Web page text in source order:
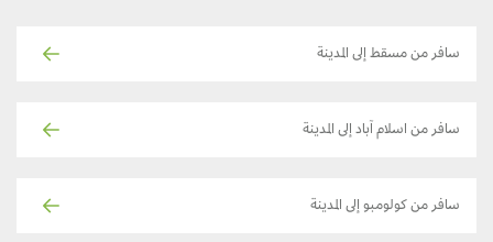
سافر من مسقط إلى المدينة
سافر من اسلام آباد إلى المدينة
سافر من كولومبو إلى المدينة